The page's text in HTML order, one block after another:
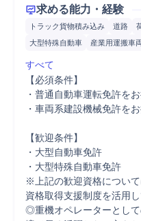
求める能力・経験
トラック貨物積み込み 道路
大型特殊自動車
産業用運搬車
すべて
【必須条件】
・普通自動車運転免許を
・車両系建設機械免許を
【歓迎条件】
・大型自動車免許
・大型特殊自動車免許
※上記の歓迎資格につい
資格取得支援制度を活用し
◎重機オペレーターとし